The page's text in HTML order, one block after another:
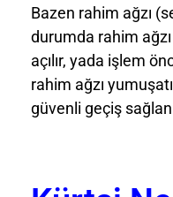
Bazen rahim ağzı
durumda rahim
açılır, yada işlem
rahim ağzı
güvenli geçiş